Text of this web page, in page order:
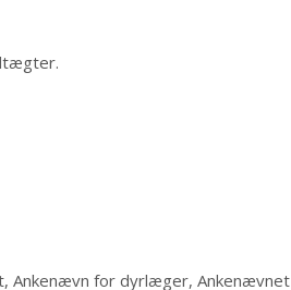
Ankenævn for dyrlæger, Ankenævnet